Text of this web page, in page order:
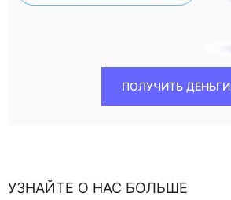
ПОЛУЧИТЬ ДЕНЬГИ
УЗНАЙТЕ О НАС БОЛЬШЕ